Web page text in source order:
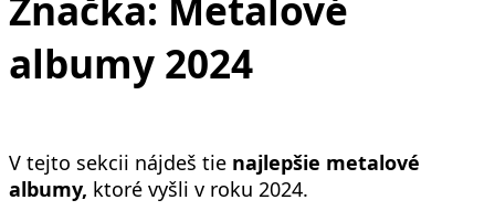
albumy 2024
V tejto sekcii nájdeš tie najlepšie metalové
albumy, ktoré vyšli v roku 2024.